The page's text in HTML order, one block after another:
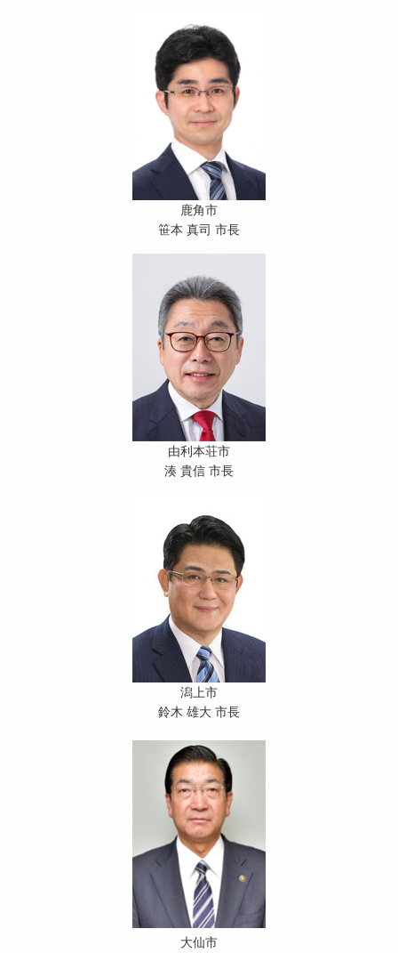
鹿角市
笹本 真司 市長
由利本荘市
湊 貴信 市長
潟上市
鈴木 雄大 市長
大仙市